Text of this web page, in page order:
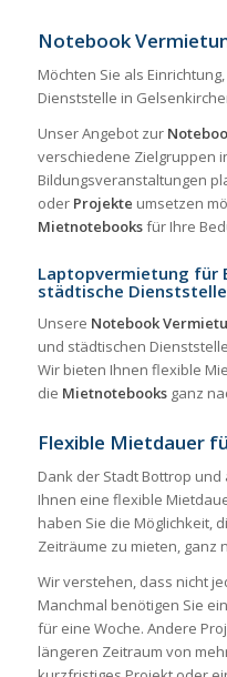
Notebook
Möchten Sie als
Dienststelle in
Unser Angebot zur
verschiedene Zielgruppen
Bildungsveranstaltungen
oder Projekte umsetzen
Mietnotebooksfür Ihre
Laptopvermietung für
städtische
Unsere Notebook
und städtischen
Wir bieten Ihnen flexible
die Mietnotebooksganz
Flexible Mietdauer
Dank der Stadt Bottrop
Ihnen eine flexible
haben Sie die Möglichkeit,
Zeiträume zu mieten, ganz
Wir verstehen, dass nicht
Manchmal benötigen Sie
für eine Woche. Andere
längeren Zeitraum von